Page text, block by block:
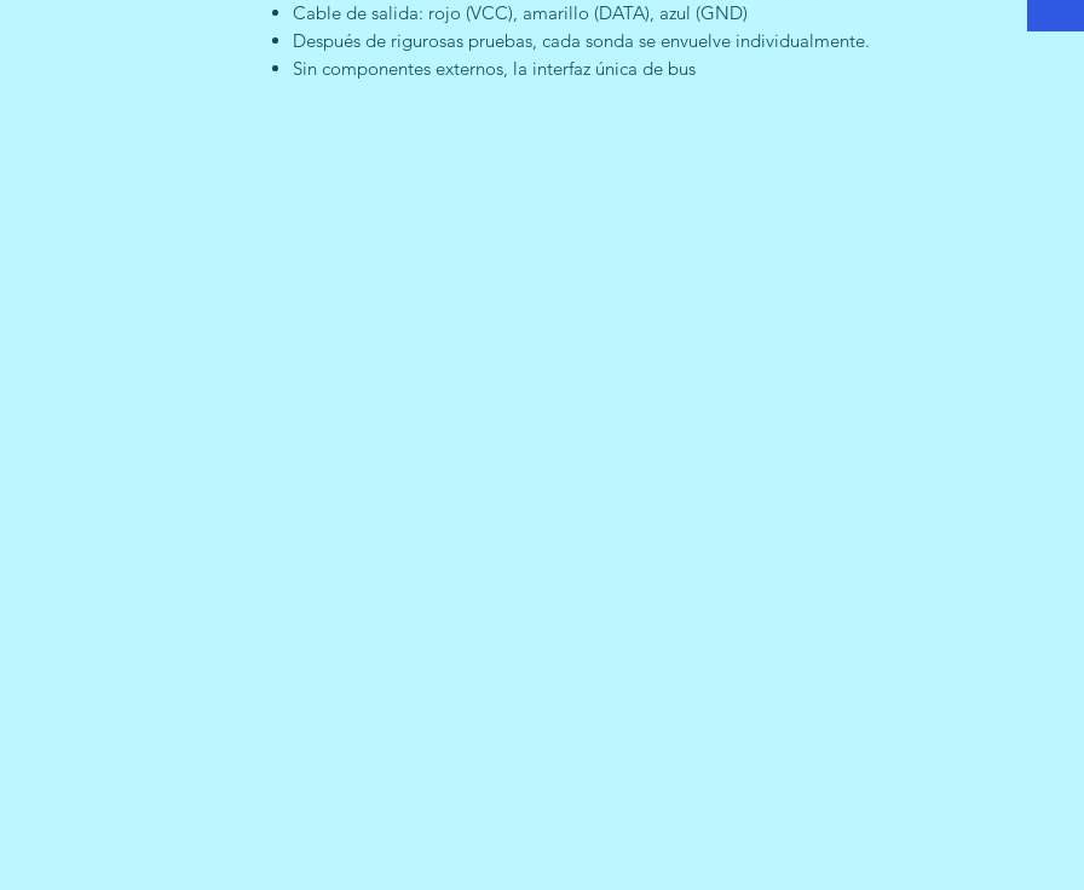
Cable de salida: rojo (VCC), amarillo (DATA), azul (GND)
Después de rigurosas pruebas, cada sonda se envuelve individualmente.
Sin componentes externos, la interfaz única de bus